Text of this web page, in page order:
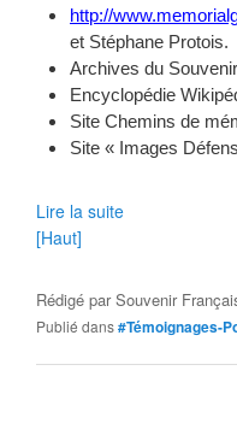
http://
et Stéphane Protois.
Archives du
Encyclopédie
Site Chemins de
Site « Images
Lire la suite
[Haut]
Rédigé parSouvenir
Publié dans#Témoignages-